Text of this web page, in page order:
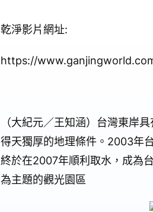
乾淨影片網址:
https://
（大紀元／王知涵）台灣東岸
得天獨厚的地理條件。 2003年
終於在2007年順利取水，成為
為主題的觀光園區